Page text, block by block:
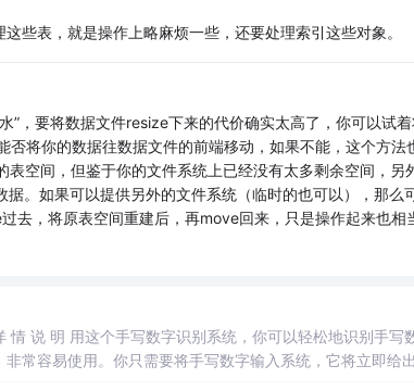
些表，就是操作上略麻烦一些，还要处理索引这些对象。
”，要将数据文件resize下来的代价确实太高了，你可以试
将你的数据往数据文件的前端移动，如果不能，这个方法
空间，但鉴于你的文件系统上已经没有太多剩余空间，另
。如果可以提供另外的文件系统（临时的也可以），那么
去，将原表空间重建后，再move回来，只是操作起来也相
说 明 用这个手写数字识别系统，你可以轻松地识别手写
常容易使用。你只需要将手写数字输入系统，它将立即给